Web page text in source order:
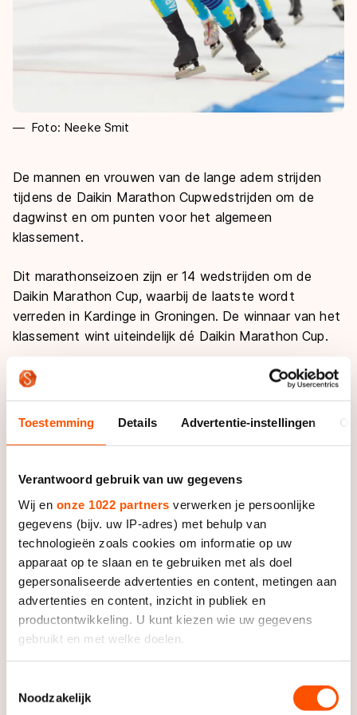
Toestemming Details Advertentie-instellingen
Verantwoord gebruik van uw gegevens
Wij en onze 1022 partners verwerken je persoonlijke
gegevens (bijv. uw IP-adres) met behulp van
technologieën zoals cookies om informatie op uw
apparaat op te slaan en te gebruiken met als doel
gepersonaliseerde advertenties en content, metingen aan
advertenties en content, inzicht in publiek en
productontwikkeling. U kunt kiezen wie uw gegevens
gebruikt en met welke doelen.
Informatie verzamelen over uw geografische locatie,
Noodzakelijk
Foto: Neeke Smit
De mannen en vrouwen van de lange adem strijden
tijdens de Daikin Marathon Cupwedstrijden om de
dagwinst en om punten voor het algemeen
klassement.
Dit marathonseizoen zijn er 14 wedstrijden om de
Daikin Marathon Cup, waarbij de laatste wordt
verreden in Kardinge in Groningen. De winnaar van het
klassement wint uiteindelijk dé Daikin Marathon Cup.
Ticketprijzen:
- t/m 15 jaar | Gratis (er kan worden gevraagd naar
Informatie
Programma
Programma 10 januari 2026
17:30 | Beloften Mannen (100 ronden)
19:00 | Topdivisie Vrouwen (80 ronden)
20:15 | Topdivisie Mannen (125 ronden)
Live
Volg de marathon live:
De topdivisies zijn live te volgen via de livestream
De posities van de schaatsers zijn live te volgen via
Pers
Wil je als pers aanwezig zijn bij de marathonwedstrijd,
Uitslagen